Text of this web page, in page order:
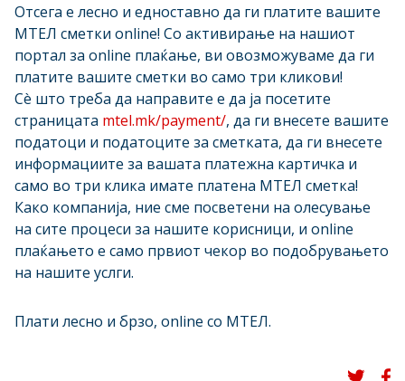
Отсега е лесно и едноставно да ги платите вашите
МТЕЛ сметки оnline! Со активирање на нашиот
портал за online плаќање, ви овозможуваме да ги
платите вашите сметки во само три кликови!
Сè што треба да направите е да ја посетите
страницата mtel.mk/payment/, да ги внесете вашите
податоци и податоците за сметката, да ги внесете
информациите за вашата платежна картичка и
само во три клика имате платена МТЕЛ сметка!
Како компанија, ние сме посветени на олесување
на сите процеси за нашите корисници, и online
плаќањето е само првиот чекор во подобрувањето
на нашите услги.
Плати лесно и брзо, online со МТЕЛ.